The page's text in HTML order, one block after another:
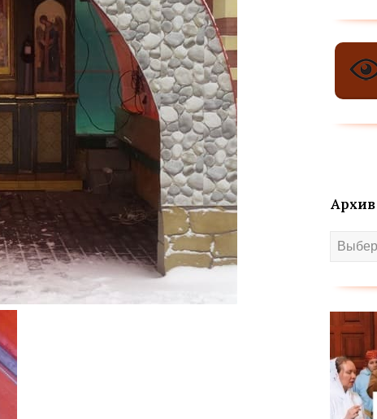
Архив
Архив